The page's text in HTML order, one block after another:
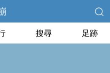
搜尋 足跡